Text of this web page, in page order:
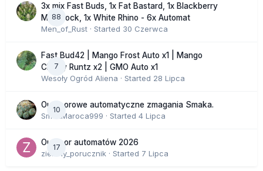
88
3x mix Fast Buds, 1x Fat Bastard, 1x Blackberry
Moonrock, 1x White Rhino - 6x Automat
Men_of_Rust · Started 30 Czerwca
7
Fast Bud42 | Mango Frost Auto x1 | Mango
Cherry Runtz x2 | GMO Auto x1
Wesoły Ogród Aliena · Started 28 Lipca
10
Outdoorowe automatyczne zmagania Smaka.
SmakMaroca999 · Started 4 Lipca
17
Outdoor automatów 2026
zielony_porucznik · Started 7 Lipca